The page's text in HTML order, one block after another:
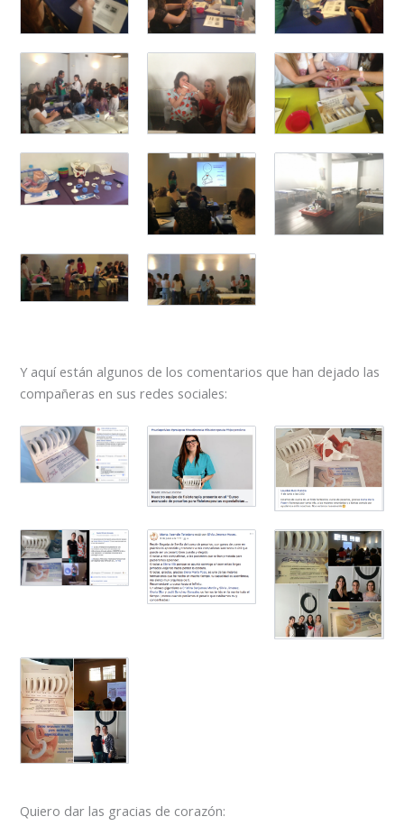
Y aquí están algunos de los comentarios que han dejado las
compañeras en sus redes sociales:
Quiero dar las gracias de corazón: